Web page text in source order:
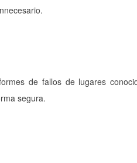
de fallos de lugares
segura.